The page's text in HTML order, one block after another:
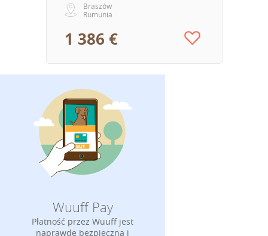
Braszów
Rumunia
1 386 €
Wuuff Pay
Płatność przez Wuuff jest
naprawdę bezpieczna i